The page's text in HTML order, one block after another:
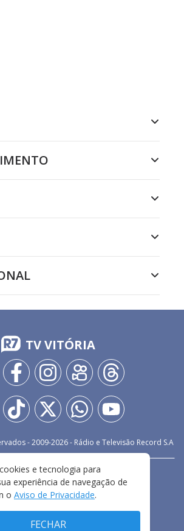
TV VITÓRIA
- 2009-2026- Rádio e Televisão Record S.A
FALE CONOSCO
PRIVACIDADE
E CONDIÇÕES DE USO
e tecnologia para
experiência de navegação de
o Aviso de Privacidade.
FECHAR